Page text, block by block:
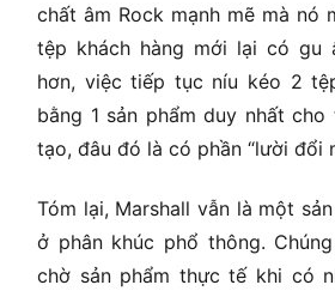
chất âm Rock mạnh mẽ mà nó
tệp khách hàng mới lại có gu
hơn, việc tiếp tục níu kéo 2
bằng 1 sản phẩm duy nhất cho
tạo, đâu đó là có phần “lười đổi
Tóm lại, Marshall vẫn là một
ở phân khúc phổ thông.
chờ sản phẩm thực tế khi có